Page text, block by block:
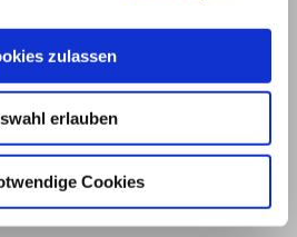
zulassen
erlauben
Cookies
© 2026
Nutzungsbedingungen
Privatsphäre
Barrierefreiheit